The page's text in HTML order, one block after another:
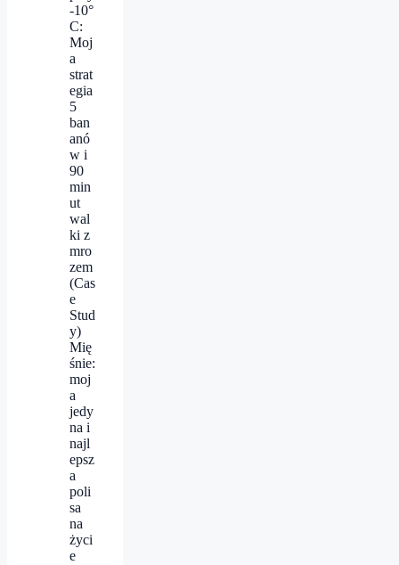
-10°
C:
Moj
a
strat
egia
5
ban
anó
w i
90
min
ut
wal
ki z
mro
zem
(Cas
e
Stud
y)
Mię
śnie:
moj
a
jedy
na i
najl
epsz
a
poli
sa
na
życi
e